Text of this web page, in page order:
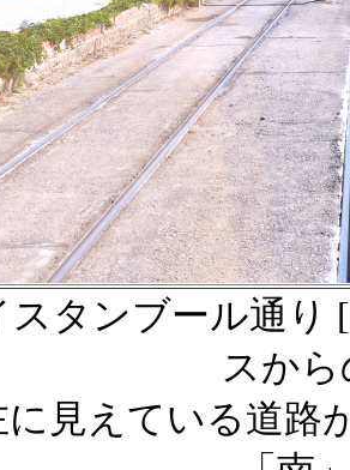
スタンブール通り
スから
に見えている道路